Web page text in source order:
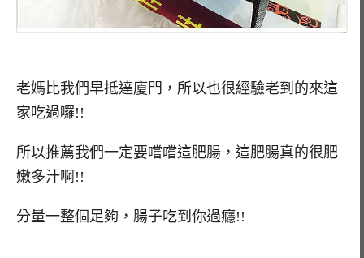
老媽比我們早抵達廈門，所以也很經驗老到的來這
家吃過囉!!
所以推薦我們一定要嚐嚐這肥腸，這肥腸真的很肥
嫩多汁啊!!
分量一整個足夠，腸子吃到你過癮!!